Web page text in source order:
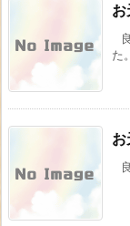
お
た
お